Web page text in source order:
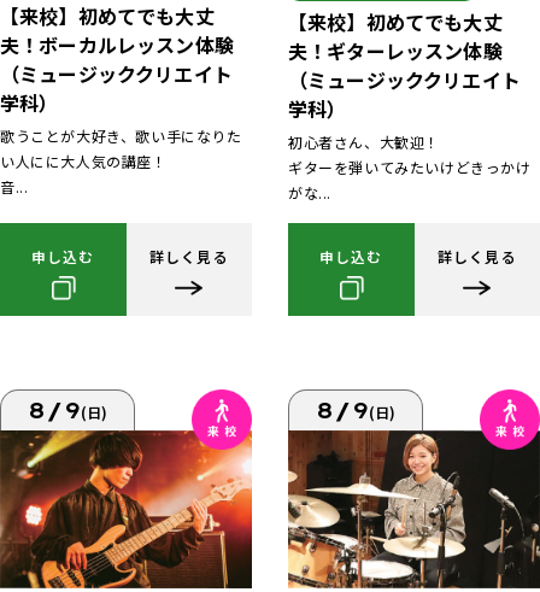
【来校】初めてでも大丈
夫！ボーカルレッスン体験
（ミュージッククリエイト
学科）
歌うことが大好き、歌い手になりた
い人にに大人気の講座！
音...
申し込む 詳しく見る
【来校】初めてでも大丈
夫！ギターレッスン体験
（ミュージッククリエイト
学科）
初心者さん、大歓迎！
ギターを弾いてみたいけどきっかけ
がな...
申し込む 詳しく見る
8/9(日) 8/9(日)